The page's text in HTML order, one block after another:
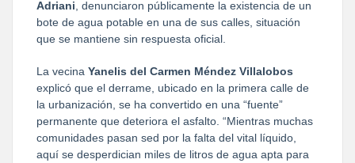
Adriani , denunciaron públicamente la existencia de un
bote de agua potable en una de sus calles, situación
que se mantiene sin respuesta oficial.
La vecina Yanelis del Carmen Méndez Villalobos
explicó que el derrame, ubicado en la primera calle de
la urbanización, se ha convertido en una “fuente”
permanente que deteriora el asfalto. “Mientras muchas
comunidades pasan sed por la falta del vital líquido,
aquí se desperdician miles de litros de agua apta para